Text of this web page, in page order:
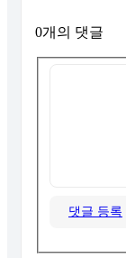
0개의 댓글
댓글 등록